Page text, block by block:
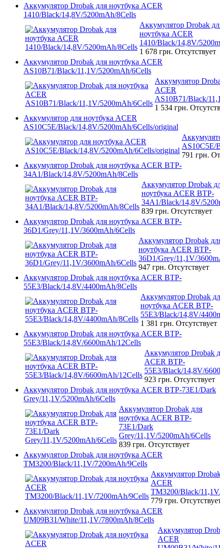
Аккумулятор Drobak для ноутбука ACER
1410/Black/14,8V/5200mAh/8Cells
Аккумулятор Drobak
ноутбука ACER
1410/Black/14,8V/
1 678 грн. Отсутствует
Аккумулятор Drobak для ноутбука ACER
AS10B71/Black/11,1V/5200mAh/6Cells
Аккумулятор
ACER
AS10B71/Black/
1 534 грн.
Аккумулятор для ноутбука ACER
AS10C5E/Black/14,8V/5200mAh/6Cells/original
AS10C5E/
791 грн.
Аккумулятор Drobak для ноутбука ACER BTP-
34A1/Black/14,8V/5200mAh/8Cells
Аккумулятор Drobak
ноутбука ACER BTP-
34A1/Black/14,8V/
839 грн. Отсутствует
Аккумулятор Drobak для ноутбука ACER BTP-
36D1/Grey/11,1V/3600mAh/6Cells
Аккумулятор Drobak
ноутбука ACER BTP-
36D1/Grey/11,1V/
947 грн. Отсутствует
Аккумулятор Drobak для ноутбука ACER BTP-
55E3/Black/14,8V/4400mAh/8Cells
Аккумулятор Drobak
ноутбука ACER BTP-
55E3/Black/14,8V/
1 381 грн. Отсутствует
Аккумулятор Drobak для ноутбука ACER BTP-
55E3/Black/14,8V/6600mAh/12Cells
Аккумулятор Drobak
ACER BTP-
55E3/Black/14,8V/
923 грн. Отсутствует
Аккумулятор Drobak для ноутбука ACER BTP-73E1/Dark
Grey/11,1V/5200mAh/6Cells
Аккумулятор Drobak для
ноутбука ACER BTP-
73E1/Dark
Grey/11,1V/5200mAh/6Cells
839 грн. Отсутствует
Аккумулятор Drobak для ноутбука ACER
TM3200/Black/11,1V/7200mAh/9Cells
Аккумулятор
ACER
TM3200/Black/
779 грн.
Аккумулятор Drobak для ноутбука ACER
UM09B31/White/11,1V/7800mAh/8Cells
Аккумулятор
ACER